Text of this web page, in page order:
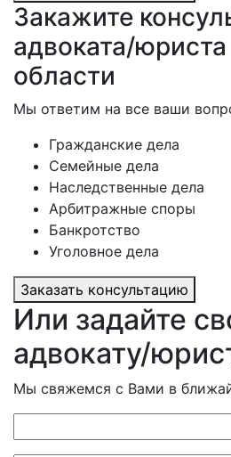
Закажите
адвоката/
области
Мы ответим на все ваши
Гражданские дела
Семейные дела
Наследственные дела
Арбитражные споры
Банкротство
Уголовное дела
Заказать консультацию
Или задайте
адвокату/
Мы свяжемся с Вами в